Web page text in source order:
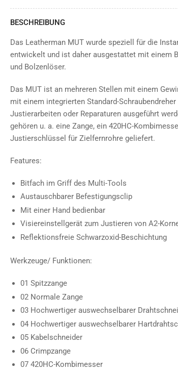
BESCHREIBUNG
Das Leatherman MUT wurde speziell für die
entwickelt und ist daher ausgestattet mit einem
und Bolzenlöser.
Das MUT ist an mehreren Stellen mit einem
mit einem integrierten Standard-
Justierarbeiten oder Reparaturen ausgeführt
gehören u. a. eine Zange, ein 420HC-
Justierschlüssel für Zielfernrohre geliefert.
Features:
Bitfach im Griff des Multi-Tools
Austauschbarer Befestigungsclip
Mit einer Hand bedienbar
Visiereinstellgerät zum Justieren von A2-
Reflektionsfreie Schwarzoxid-Beschichtung
Werkzeuge/ Funktionen:
01 Spitzzange
02 Normale Zange
03 Hochwertiger auswechselbarer
04 Hochwertiger auswechselbarer
05 Kabelschneider
06 Crimpzange
07 420HC-Kombimesser